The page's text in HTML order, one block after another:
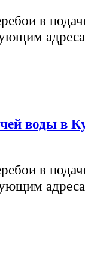
в
воды в
в